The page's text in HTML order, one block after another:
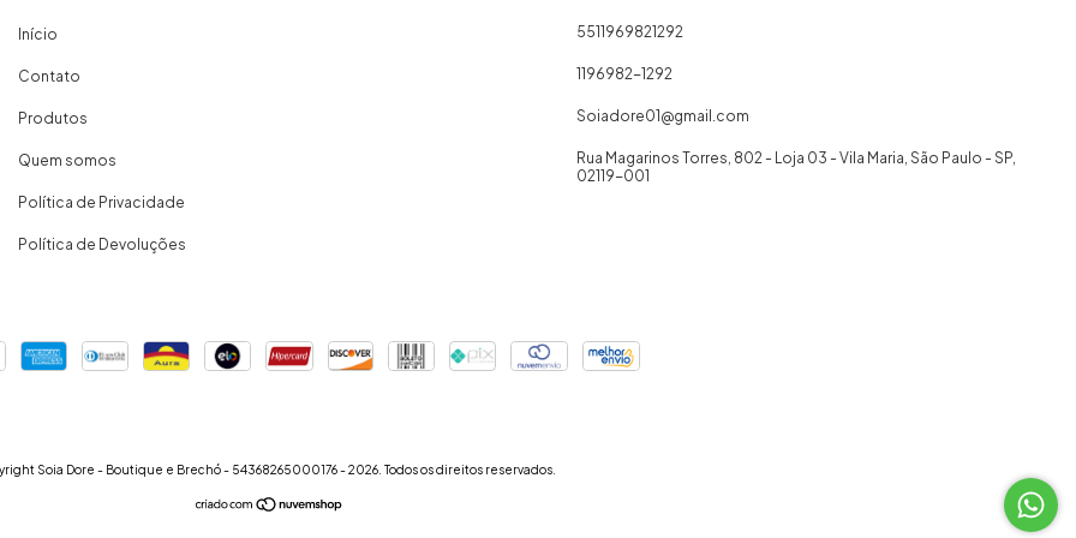
Início
Contato
Produtos
Quem somos
Política de Privacidade
Política de Devoluções
5511969821292
1196982-1292
Soiadore01@gmail.com
Rua Magarinos Torres, 802 - Loja 03 - Vila Maria, São Paulo - SP,
02119-001
Soia Dore - Boutique e Brechó - 54368265000176 - 2026. Todos os direitos reservados.